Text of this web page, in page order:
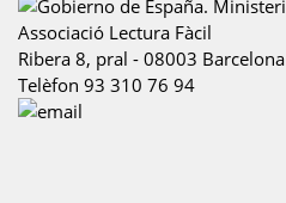
Associació Lectura Fàcil
Ribera 8, pral - 08003 Barcelona
Telèfon 93 310 76 94